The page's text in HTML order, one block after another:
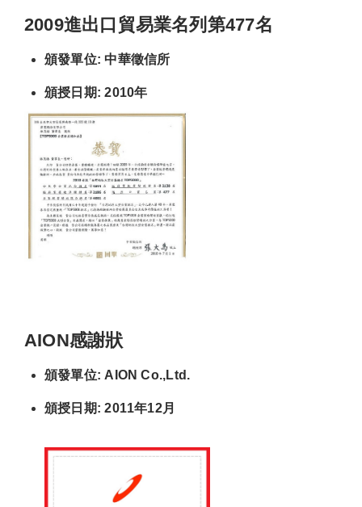
2009進出口貿易業名列第477名
頒發單位: 中華徵信所
頒授日期: 2010年
AION感謝狀
頒發單位: AION Co.,Ltd.
頒授日期: 2011年12月